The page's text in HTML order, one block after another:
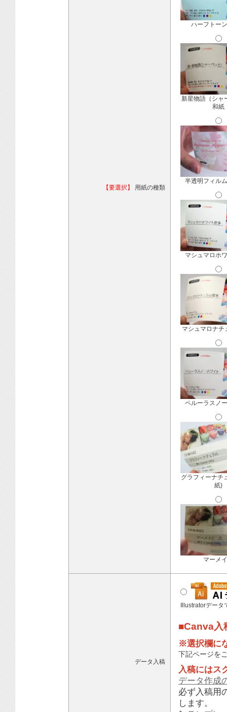
【要選択】 用紙の種類
ハーフトー
新星物語（シャ
和紙
半透明フィル
マシュマロホ
マシュマロナチ
ペルーラスノ
グラフィーナチ
紙)
マーメ
データ入稿
Illustratorデータ
■Canva入
※選択欄に
下記ページを
入稿にはス
データ作成
必ず入稿用
します。